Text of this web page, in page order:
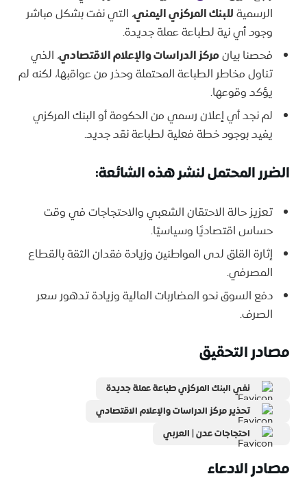
الرسميةللبنك المركزي اليمني، التي نفت بشكل مباشر
وجود أي نية لطباعة عملة جديدة.
فحصنا بيانمركز الدراسات والإعلام الاقتصادي، الذي
تناول مخاطر الطباعة المحتملة وحذر من عواقبها، لكنه لم
يؤكد وقوعها.
لم نجد أي إعلان رسمي من الحكومة أو البنك المركزي
يفيد بوجود خطة فعلية لطباعة نقد جديد.
الضرر المحتمللنشر هذه الشائعة:
تعزيز حالة الاحتقان الشعبي والاحتجاجات في وقت
حساس اقتصاديًا وسياسيًا.
إثارة القلق لدى المواطنين وزيادة فقدان الثقة بالقطاع
المصرفي.
دفع السوق نحو المضاربات المالية وزيادة تدهور سعر
الصرف.
مصادر التحقيق
نفي البنك المركزي طباعة عملة جديدة
تحذير مركز الدراسات والإعلام الاقتصادي
احتجاجات عدن | العربي
مصادر الادعاء